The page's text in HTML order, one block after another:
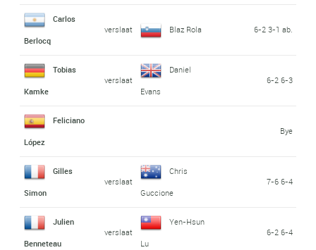
Carlos
Berlocq
verslaat Blaz Rola 6-2 3-1 ab.
Tobias
Kamke
verslaat
Daniel
Evans
6-2 6-3
Feliciano
López
Bye
Gilles
Simon
verslaat
Chris
Guccione
7-6 6-4
Julien
Benneteau
verslaat
Yen-Hsun
Lu
6-2 6-4